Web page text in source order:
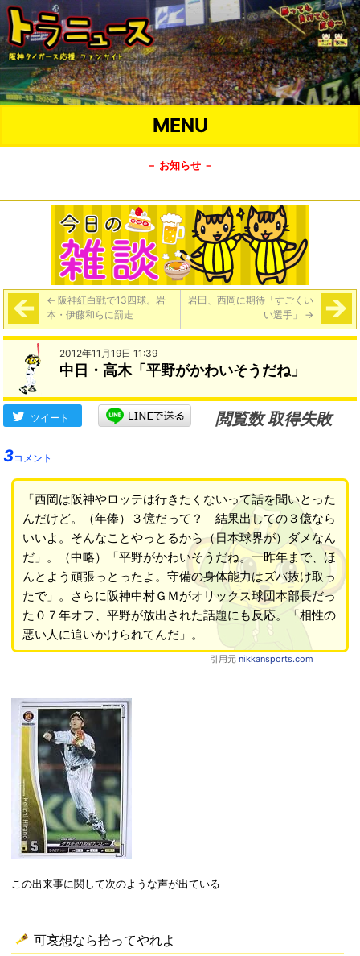
MENU
－ お知らせ －
← 阪神紅白戦で13四球。岩
本・伊藤和らに罰走
岩田、西岡に期待「すごくい
い選手」 →
2012年11月19日 11:39
中日・高木「平野がかわいそうだね」
ツイート
閲覧数 取得失敗
3コメント
「西岡は阪神やロッテは行きたくないって話を聞いとった
んだけど。（年俸）３億だって？ 結果出しての３億なら
いいよ。そんなことやっとるから（日本球界が）ダメなん
だ」。（中略）「平野がかわいそうだね。一昨年まで、ほ
んとよう頑張っとったよ。守備の身体能力はズバ抜け取っ
たで」。さらに阪神中村ＧＭがオリックス球団本部長だっ
た０７年オフ、平野が放出された話題にも反応。「相性の
悪い人に追いかけられてんだ」。
引用元 nikkansports.com
この出来事に関して次のような声が出ている
可哀想なら拾ってやれよ